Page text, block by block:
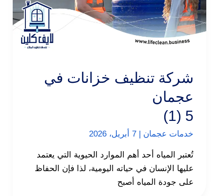
شركة تنظيف خزانات في
عجمان
5 (1)
خدمات عجمان | 7 أبريل، 2026
تُعتبر المياه أحد أهم الموارد الحيوية التي يعتمد
عليها الإنسان في حياته اليومية، لذا فإن الحفاظ
على جودة المياه أصبح